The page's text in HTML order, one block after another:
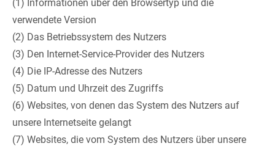
(1) Informationen über den Browsertyp und die
verwendete Version
(2) Das Betriebssystem des Nutzers
(3) Den Internet-Service-Provider des Nutzers
(4) Die IP-Adresse des Nutzers
(5) Datum und Uhrzeit des Zugriffs
(6) Websites, von denen das System des Nutzers auf
unsere Internetseite gelangt
(7) Websites, die vom System des Nutzers über unsere